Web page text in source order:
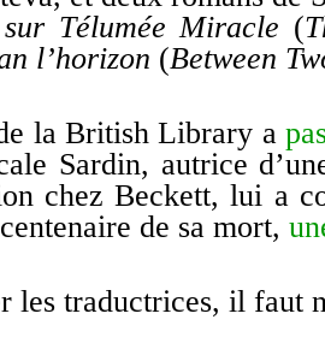
Télumée Miracle (
l’horizon (Between
la British Library a
Sardin, autrice
chez Beckett, lui a
de sa mort,
les traductrices, il faut